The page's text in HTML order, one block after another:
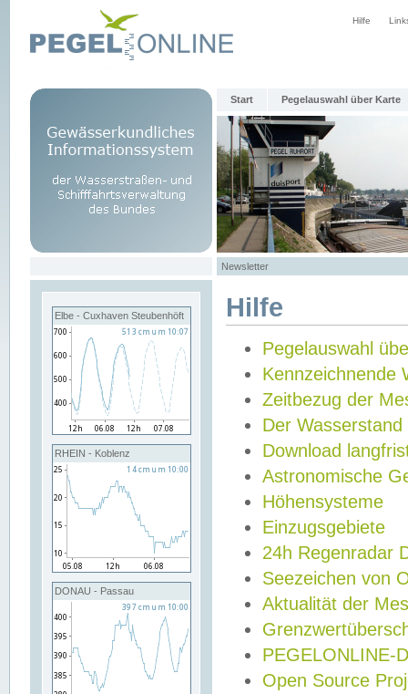
Hilfe
Start Pegelauswahl über Karte
Newsletter
Elbe - Cuxhaven Steubenhöft
RHEIN - Koblenz
DONAU - Passau
Hilfe
Pegelauswahl
Kennzeichnende
Zeitbezug der
Der Wasserstand
Download
Astronomische
Höhensysteme
Einzugsgebiete
24h Regenradar
Seezeichen von
Aktualität der
PEGELONLINE-
Open Source